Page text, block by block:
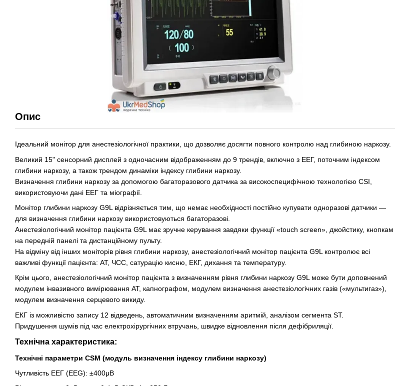
Опис
Ідеальний монітор для анестезіологічної практики, що дозволяє досягти повного контролю над глибиною наркозу.
Великий 15" сенсорний дисплей з одночасним відображенням до 9 трендів, включно з ЕЕГ, поточним індексом
глибини наркозу, а також трендом динаміки індексу глибини наркозу.
Визначення глибини наркозу за допомогою багаторазового датчика за високоспецифічною технологією CSI,
використовуючи дані ЕЕГ та міографії.
Монітор глибини наркозу G9L відрізняється тим, що немає необхідності постійно купувати одноразові датчики —
для визначення глибини наркозу використовуються багаторазові.
Анестезіологічний монітор пацієнта G9L має зручне керування завдяки функції «touch screen», джойстику, кнопкам
на передній панелі та дистанційному пульту.
На відміну від інших моніторів рівня глибини наркозу, анестезіологічний монітор пацієнта G9L контролює всі
важливі функції пацієнта: АТ, ЧСС, сатурацію кисню, ЕКГ, дихання та температуру.
Крім цього, анестезіологічний монітор пацієнта з визначенням рівня глибини наркозу G9L може бути доповнений
модулем інвазивного вимірювання АТ, капнографом, модулем визначення анестезіологічних газів («мультигаз»),
модулем визначення серцевого викиду.
ЕКГ із можливістю запису 12 відведень, автоматичним визначенням аритмій, аналізом сегмента ST.
Придушення шумів під час електрохірургічних втручань, швидке відновлення після дефібриляції.
Технічна характеристика:
Технічні параметри CSM (модуль визначення індексу глибини наркозу)
Чутливість ЕЕГ (EEG): ±400μВ